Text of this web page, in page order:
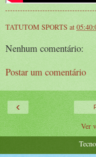
TATUTOM SPORTS at
Nenhum comentário:
Postar um comentário
‹
Ver